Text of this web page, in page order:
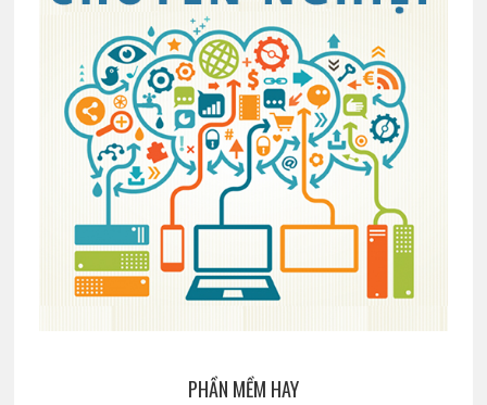
PHẦN MỀM HAY